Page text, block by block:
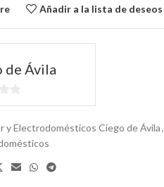
Añadir a la lista de deseos
de Ávila
y Electrodomésticos Ciego de Ávila,